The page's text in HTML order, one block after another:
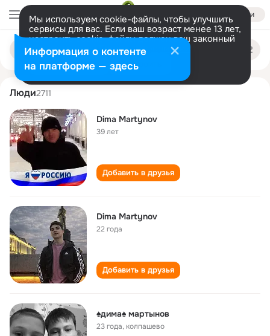
Войти
Мы используем cookie-файлы, чтобы улучшить
сервисы для вас. Если ваш возраст менее 13 лет,
настроить cookie-файлы должен ваш законный
представитель. Больше информации
Разрешить все Настроить
Поиск
людям
dima martynov
Люди2711
Dima Martynov
39 лет
Добавить в друзья
Dima Martynov
22 года
Добавить в друзья
♠дима♠ мартынов
23 года,колпашево
Информация о контенте
на платформе — здесь